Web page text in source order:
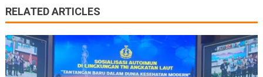
RELATED ARTICLES